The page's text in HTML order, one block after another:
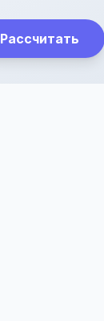
Рассчитать